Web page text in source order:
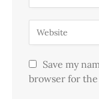
Save my
browser for